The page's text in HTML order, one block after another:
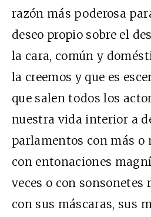
razón más poderosa
deseo propio sobre el
la cara, común y
la creemos y que es
que salen todos los
nuestra vida interior a
parlamentos con más o
con entonaciones
veces o con sonsonetes
con sus máscaras, sus